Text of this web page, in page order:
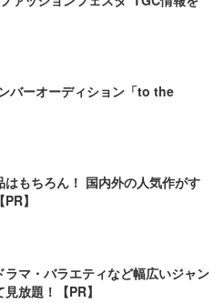
バーオーディション「to the
はもちろん！ 国内外の人気作がす
】
マ・バラエティなど幅広いジャン
放題！【PR】